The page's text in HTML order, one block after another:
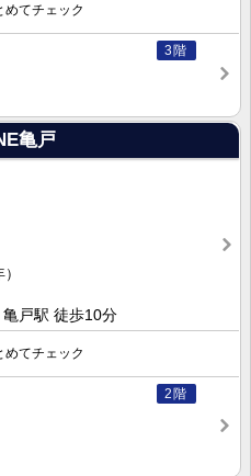
めてチェック
3階
亀戸
戸駅 徒歩10分
めてチェック
2階